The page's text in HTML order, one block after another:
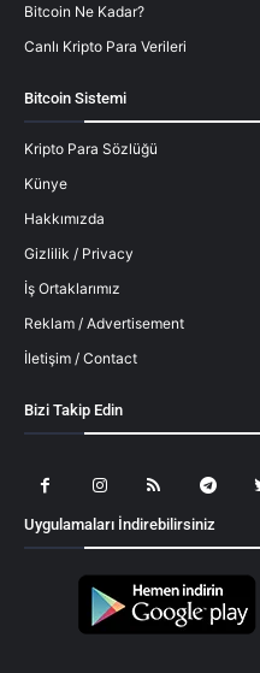
Bitcoin Ne Kadar?
Canlı Kripto Para Verileri
Bitcoin Sistemi
Kripto Para Sözlüğü
Künye
Hakkımızda
Gizlilik / Privacy
İş Ortaklarımız
Reklam / Advertisement
İletişim / Contact
Bizi Takip Edin
Uygulamaları İndirebilirsiniz